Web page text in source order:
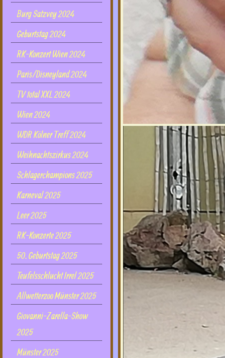
Burg Satzvey 2024
Geburtstag 2024
RK-Konzert Wien 2024
Paris/Disneyland 2024
TV total XXL 2024
Wien 2024
WDR Kölner Treff 2024
Weihnachtszirkus 2024
Schlagerchampions 2025
Karneval 2025
Leer 2025
RK-Konzerte 2025
50. Geburtstag 2025
Teufelsschlucht Irrel 2025
Allwetterzoo Münster 2025
Giovanni-Zarella-Show
2025
Münster 2025